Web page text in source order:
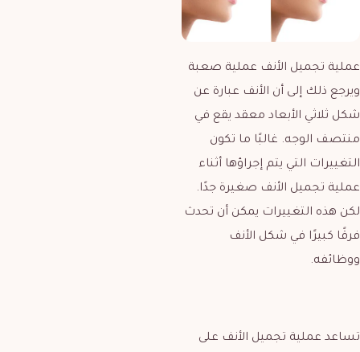
عملية تجميل الأنف عملية صعبة
ويرجع ذلك إلى أن الأنف عبارة عن
شكل ثلاثي الأبعاد معقد يقع في
منتصف الوجه. غالبًا ما تكون
التغييرات التي يتم إجراؤها أثناء
عملية تجميل الأنف صغيرة جدًا.
لكن هذه التغييرات يمكن أن تحدث
فرقًا كبيرًا في شكل الأنف
ووظائفه.
تساعد عملية تجميل الأنف على